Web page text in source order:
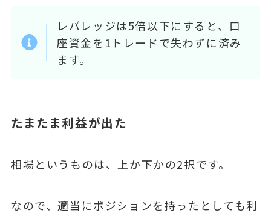
レバレッジは5倍以下にすると、口
座資金を1トレードで失わずに済み
ます。
たまたま利益が出た
相場というものは、上か下かの2択です。
なので、適当にポジションを持ったとしても利